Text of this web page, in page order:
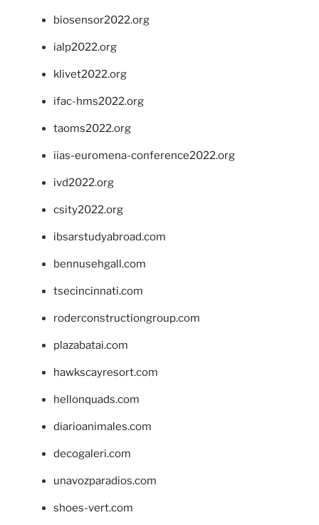
biosensor2022.org
ialp2022.org
klivet2022.org
ifac-hms2022.org
taoms2022.org
iias-euromena-conference2022.org
ivd2022.org
csity2022.org
ibsarstudyabroad.com
bennusehgall.com
tsecincinnati.com
roderconstructiongroup.com
plazabatai.com
hawkscayresort.com
hellonquads.com
diarioanimales.com
decogaleri.com
unavozparadios.com
shoes-vert.com